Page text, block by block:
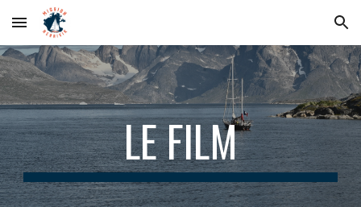
Skip to main content Skip to navigation
LE FILM